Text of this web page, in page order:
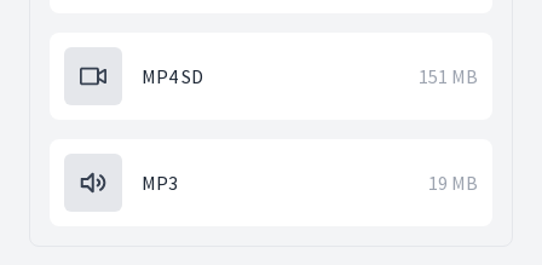
MP4 SD 151 MB
MP3 19 MB